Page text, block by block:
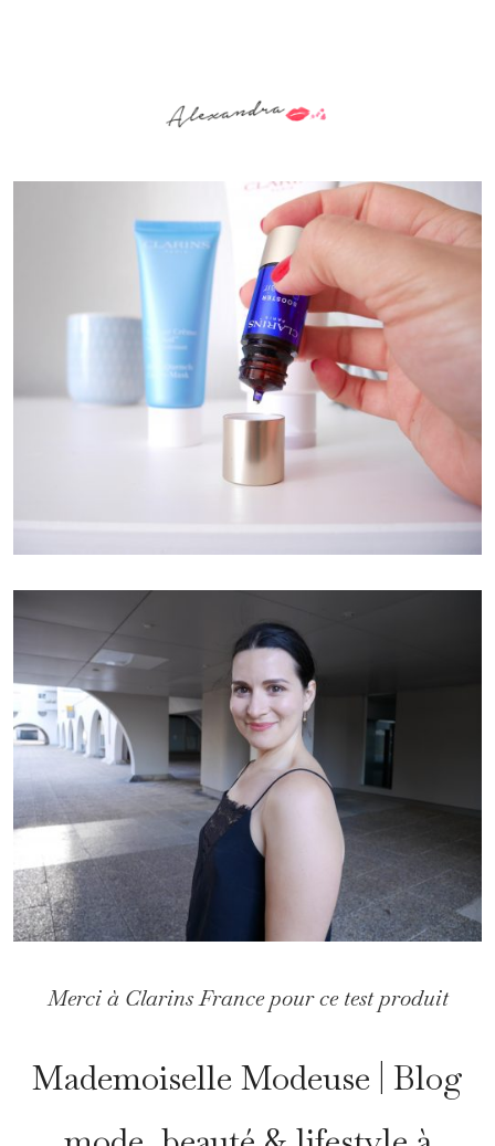
Merci à Clarins France pour ce test produit
Mademoiselle Modeuse | Blog